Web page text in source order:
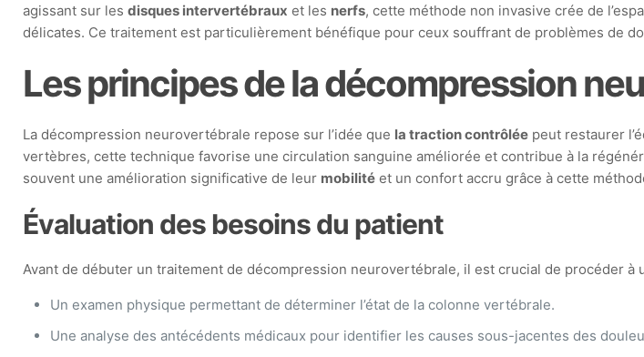
agissant sur lesdisques intervertébraux et les nerfs, cette méthode non invasive crée de
délicates. Ce traitement est particulièrement bénéfique pour ceux souffrant de problèmes de
Les principes de la décompression
La décompression neurovertébrale repose sur l’idée que la traction contrôlée peut restaurer
vertèbres, cette technique favorise une circulation sanguine améliorée et contribue à la
souvent une amélioration significative de leur mobilité et un confort accru grâce à cette
Évaluation des besoins du patient
Avant de débuter un traitement de décompression neurovertébrale, il est crucial de procéder à
Un examen physique permettant de déterminer l’état de la colonne vertébrale.
Une analyse des antécédents médicaux pour identifier les causes sous-jacentes des